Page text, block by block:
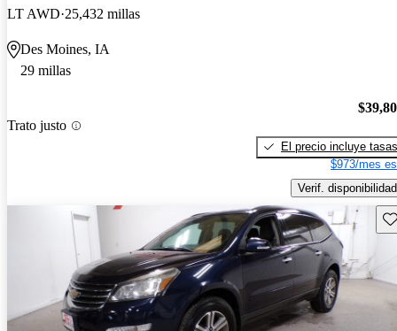
LT AWD 25,432 millas
Des Moines, IA
29 millas
Trato justo
El precio incluye tasas
$973/mes
Verif. disponibilidad